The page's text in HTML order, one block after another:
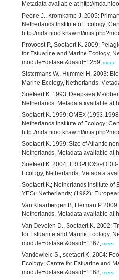
Metadata available at http://
Peene J., Kromkamp J. 2005:
Netherlands Institute of Ecology;
http://mda.nioo.knaw.nl/
Provoost P., Soetaert K. 2009:
for Estuarine and Marine Ecology,
module=dataset&dasid=1259, meer
Sistermans W., Hummel H. 2003:
Marine Ecology, Netherlands.
Soetaert K. 1993: Deep-sea
Netherlands. Metadata available at
Soetaert K. 1999: OMEX (1993-
Netherlands Institute of Ecology;
http://mda.nioo.knaw.nl/
Soetaert K. 1999: Size of Atlantic
Netherlands. Metadata available at
Soetaert K. 2004: TROPHOS/
Ecology, Netherlands. Metadata
Soetaert K.; Netherlands Institute of
YES): Netherlands; (1992):
Van Klaarbergen B, Herman P.
Netherlands. Metadata available at
Van Oevelen D., Soetaert K. 2002:
for Estuarine and Marine Ecology,
module=dataset&dasid=1167, meer
Vandewiele S., soetaert K. 2004:
Ecology; Centre for Estuarine and
module=dataset&dasid=1168, meer